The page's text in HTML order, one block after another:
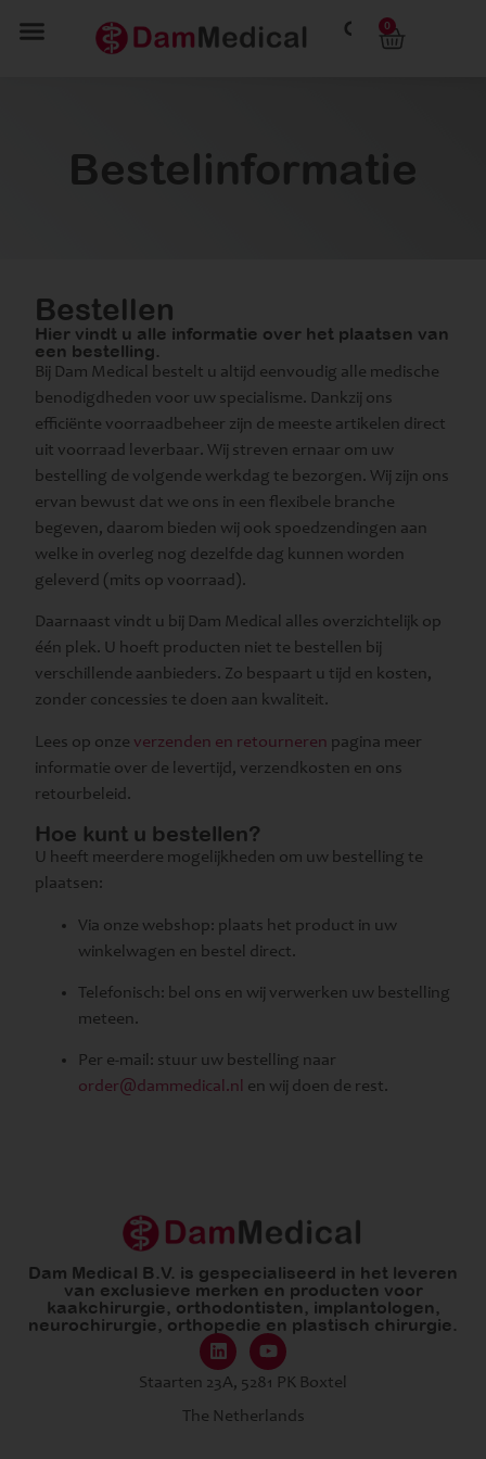
0
Bestelinformatie
Bestellen
Hier vindt u alle informatie over het plaatsen van
een bestelling.
Bij Dam Medical bestelt u altijd eenvoudig alle medische
benodigdheden voor uw specialisme. Dankzij ons
efficiënte voorraadbeheer zijn de meeste artikelen direct
uit voorraad leverbaar. Wij streven ernaar om uw
bestelling de volgende werkdag te bezorgen. Wij zijn ons
ervan bewust dat we ons in een flexibele branche
begeven, daarom bieden wij ook spoedzendingen aan
welke in overleg nog dezelfde dag kunnen worden
geleverd (mits op voorraad).
Daarnaast vindt u bij Dam Medical alles overzichtelijk op
één plek. U hoeft producten niet te bestellen bij
verschillende aanbieders. Zo bespaart u tijd en kosten,
zonder concessies te doen aan kwaliteit.
Lees op onze verzenden en retourneren pagina meer
informatie over de levertijd, verzendkosten en ons
retourbeleid.
Hoe kunt u bestellen?
U heeft meerdere mogelijkheden om uw bestelling te
plaatsen:
Via onze webshop: plaats het product in uw
winkelwagen en bestel direct.
Telefonisch: bel ons en wij verwerken uw bestelling
meteen.
Per e-mail: stuur uw bestelling naar
order@dammedical.nl en wij doen de rest.
Dam Medical B.V. is gespecialiseerd in het leveren
van exclusieve merken en producten voor
kaakchirurgie, orthodontisten, implantologen,
neurochirurgie, orthopedie en plastisch chirurgie.
Staarten 23A, 5281 PK Boxtel
The Netherlands